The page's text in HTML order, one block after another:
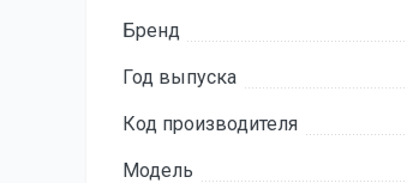
Бренд
Год выпуска
Код производителя
Модель